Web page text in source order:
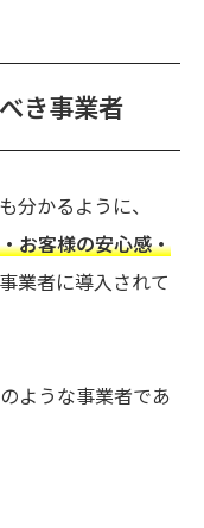
き事業者
分かるように、
お客様の安心感・
業者に導入されて
ような事業者であ